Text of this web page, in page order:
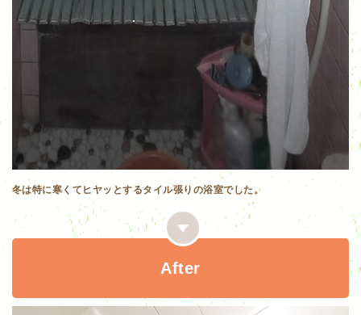
冬は特に寒くてヒヤッとするタイル張りの浴室でした。
After